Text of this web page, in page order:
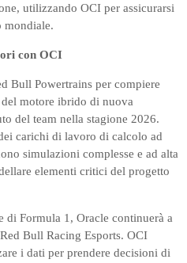
utilizzando OCI per assicurarsi
mondiale.
con OCI
Bull Powertrains per compiere
motore ibrido di nuova
del team nella stagione 2026.
carichi di lavoro di calcolo ad
simulazioni complesse e ad alta
elementi critici del progetto
di Formula 1, Oracle continuerà a
Bull Racing Esports. OCI
i dati per prendere decisioni di